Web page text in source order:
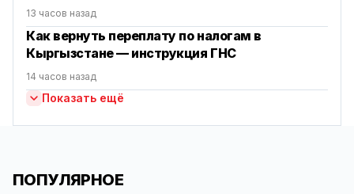
13 часов назад
Как вернуть переплату по налогам в
Кыргызстане — инструкция ГНС
14 часов назад
Показать ещё
ПОПУЛЯРНОЕ